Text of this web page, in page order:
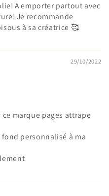
A emporter partout avec
Je recommande
à sa créatrice 🥰
29/10/2022
marque pages attrape
personnalisé à ma